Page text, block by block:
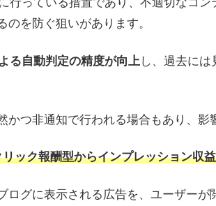
のを防ぐ狙いがあります。
る自動判定の精度が向上 し、過去には
つ非通知で行われる場合もあり、影
ック報酬型からインプレッション収
ログに表示される広告を、ユーザー